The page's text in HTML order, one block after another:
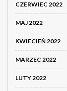
CZERWIEC 2022
MAJ 2022
KWIECIEŃ 2022
MARZEC 2022
LUTY 2022